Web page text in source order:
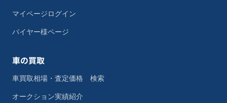
マイページログイン
バイヤー様ページ
車の買取
車買取相場・査定価格 検索
オークション実績紹介